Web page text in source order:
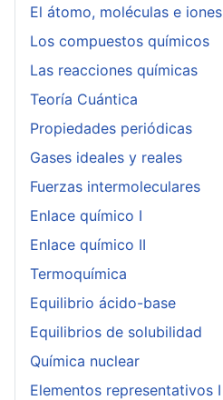
El átomo, moléculas e iones
Los compuestos químicos
Las reacciones químicas
Teoría Cuántica
Propiedades periódicas
Gases ideales y reales
Fuerzas intermoleculares
Enlace químico I
Enlace químico II
Termoquímica
Equilibrio ácido-base
Equilibrios de solubilidad
Química nuclear
Elementos representativos I